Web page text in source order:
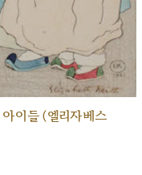
이들 (엘리자베스